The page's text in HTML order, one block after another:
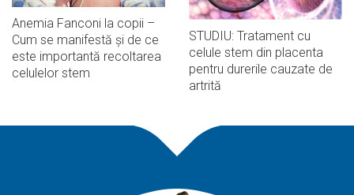
Anemia Fanconi la copii –
Cum se manifestă și de ce
este importantă recoltarea
celulelor stem
STUDIU: Tratament cu
celule stem din placenta
pentru durerile cauzate de
artrită